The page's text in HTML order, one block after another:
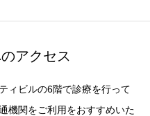
アクセス
ィビルの6階で診療を行って
機関をご利用をおすすめいた